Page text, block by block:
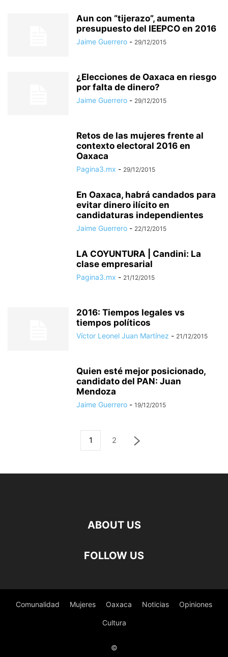
Aun con “tijerazo”, aumenta
presupuesto del IEEPCO en 2016
Jaime Guerrero - 29/12/2015
¿Elecciones de Oaxaca en riesgo
por falta de dinero?
Jaime Guerrero - 29/12/2015
Retos de las mujeres frente al
contexto electoral 2016 en
Oaxaca
Pagina3.mx - 29/12/2015
En Oaxaca, habrá candados para
evitar dinero ilícito en
candidaturas independientes
Jaime Guerrero - 22/12/2015
LA COYUNTURA | Candini: La
clase empresarial
Pagina3.mx - 21/12/2015
2016: Tiempos legales vs
tiempos políticos
Víctor Leonel Juan Martínez - 21/12/2015
Quien esté mejor posicionado,
candidato del PAN: Juan
Mendoza
Jaime Guerrero - 19/12/2015
1 2
ABOUT US
FOLLOW US
Comunalidad Mujeres Oaxaca Noticias Opiniones
Cultura
©